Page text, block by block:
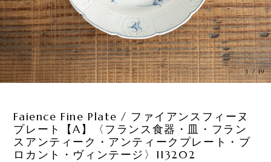
3/19
Faience Fine Plate / ファイアンスフィーヌ
プレート【A】〈フランス食器・皿・フラン
スアンティーク・アンティークプレート・ブ
ロカント・ヴィンテージ〉113202